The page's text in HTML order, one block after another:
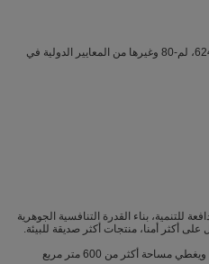
تمشيا مع بنفايات، ريتش، هف، إيك / إن 62471، لم-80 وغيرها من المعايير الدولية في
للتنمية، بناء القدرة التنافسية الجوهرية
أكثر أمنا، منتجات أكثر صديقة للبيئة.